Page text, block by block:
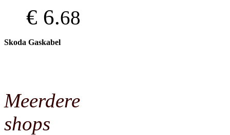
€ 6.68
Skoda Gaskabel
Meerdere
shops